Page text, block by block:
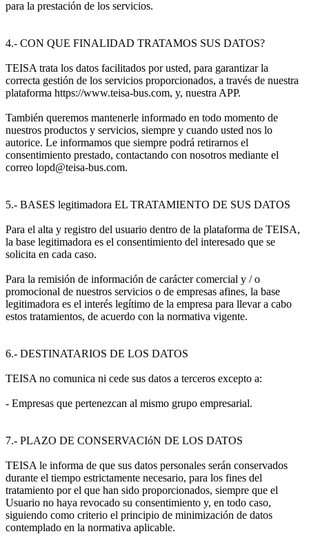
para la prestación de los servicios.
4.- CON QUE FINALIDAD TRATAMOS SUS DATOS?
TEISA trata los datos facilitados por usted, para garantizar la
correcta gestión de los servicios proporcionados, a través de nuestra
plataforma https://www.teisa-bus.com, y, nuestra APP.
También queremos mantenerle informado en todo momento de
nuestros productos y servicios, siempre y cuando usted nos lo
autorice. Le informamos que siempre podrá retirarnos el
consentimiento prestado, contactando con nosotros mediante el
correo lopd@teisa-bus.com.
5.- BASES legitimadora EL TRATAMIENTO DE SUS DATOS
Para el alta y registro del usuario dentro de la plataforma de TEISA,
la base legitimadora es el consentimiento del interesado que se
solicita en cada caso.
Para la remisión de información de carácter comercial y / o
promocional de nuestros servicios o de empresas afines, la base
legitimadora es el interés legítimo de la empresa para llevar a cabo
estos tratamientos, de acuerdo con la normativa vigente.
6.- DESTINATARIOS DE LOS DATOS
TEISA no comunica ni cede sus datos a terceros excepto a:
- Empresas que pertenezcan al mismo grupo empresarial.
7.- PLAZO DE CONSERVACIóN DE LOS DATOS
TEISA le informa de que sus datos personales serán conservados
durante el tiempo estrictamente necesario, para los fines del
tratamiento por el que han sido proporcionados, siempre que el
Usuario no haya revocado su consentimiento y, en todo caso,
siguiendo como criterio el principio de minimización de datos
contemplado en la normativa aplicable.